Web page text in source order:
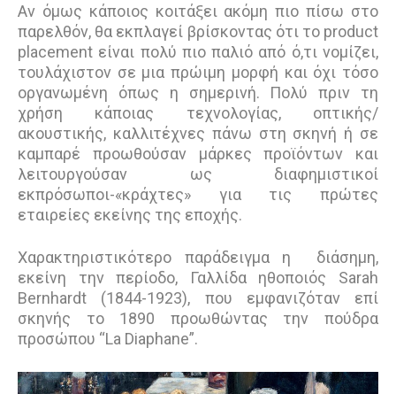
Αν όμως κάποιος κοιτάξει ακόμη πιο πίσω στο
παρελθόν, θα εκπλαγεί βρίσκοντας ότι το product
placement είναι πολύ πιο παλιό από ό,τι νομίζει,
τουλάχιστον σε μια πρώιμη μορφή και όχι τόσο
οργανωμένη όπως η σημερινή. Πολύ πριν τη
χρήση κάποιας τεχνολογίας, οπτικής/
ακουστικής, καλλιτέχνες πάνω στη σκηνή ή σε
καμπαρέ προωθούσαν μάρκες προϊόντων και
λειτουργούσαν ως διαφημιστικοί
εκπρόσωποι-«κράχτες» για τις πρώτες
εταιρείες εκείνης της εποχής.
Χαρακτηριστικότερο παράδειγμα η διάσημη,
εκείνη την περίοδο, Γαλλίδα ηθοποιός Sarah
Bernhardt (1844-1923), που εμφανιζόταν επί
σκηνής το 1890 προωθώντας την πούδρα
προσώπου “La Diaphane”.